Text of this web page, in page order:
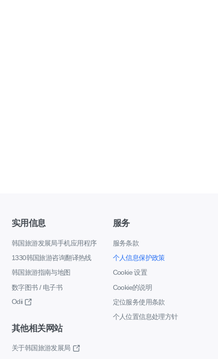
实用信息
韩国旅游发展局手机应用程序
1330韩国旅游咨询翻译热线
韩国旅游指南与地图
数字图书 / 电子书
Odii
服务
服务条款
个人信息保护政策
Cookie 设置
Cookie的说明
定位服务使用条款
个人位置信息处理方针
其他相关网站
关于韩国旅游发展局